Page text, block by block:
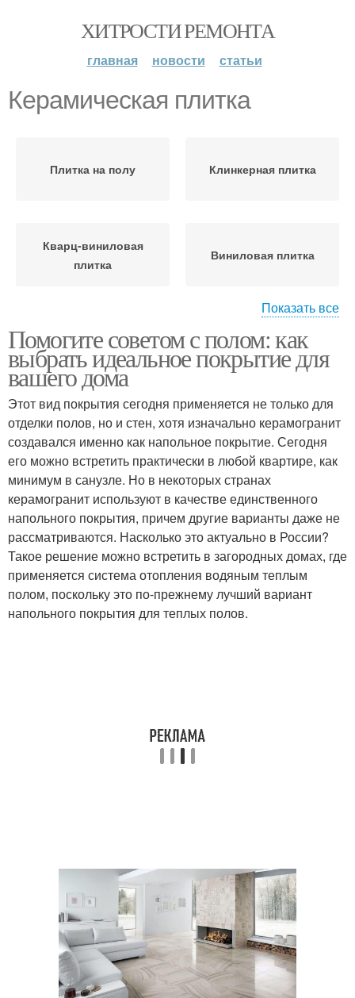
ХИТРОСТИ РЕМОНТА
главная новости статьи
Керамическая плитка
Плитка на полу Клинкерная плитка
Кварц-виниловая
плитка
Виниловая плитка
Плитка для отделки Кафельная плитка
Напольная плитка Плитка в интерьере
Керамический воск Воск для плитки
Состав для плитки Глазури на плитке
Показать все
Помогите советом с полом: как
выбрать идеальное покрытие для
вашего дома
Этот вид покрытия сегодня применяется не только для
отделки полов, но и стен, хотя изначально керамогранит
создавался именно как напольное покрытие. Сегодня
его можно встретить практически в любой квартире, как
минимум в санузле. Но в некоторых странах
керамогранит используют в качестве единственного
напольного покрытия, причем другие варианты даже не
рассматриваются. Насколько это актуально в России?
Такое решение можно встретить в загородных домах, где
применяется система отопления водяным теплым
полом, поскольку это по-прежнему лучший вариант
напольного покрытия для теплых полов.